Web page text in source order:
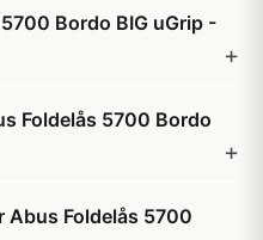
Bordo BIG uGrip -
Foldelås 5700 Bordo
Abus Foldelås 5700